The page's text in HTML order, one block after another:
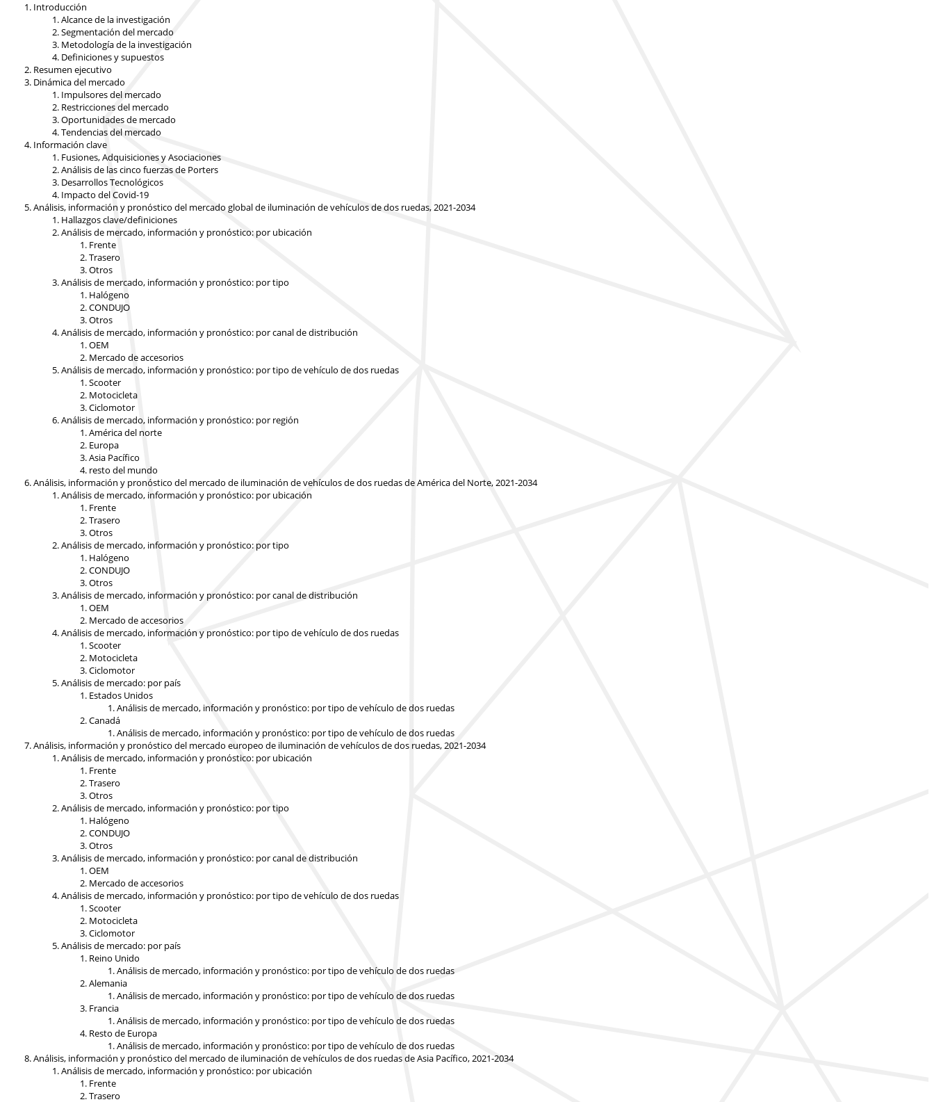
Introducción
Alcance de la investigación
Segmentación del mercado
Metodología de la investigación
Definiciones y supuestos
Resumen ejecutivo
Dinámica del mercado
Impulsores del mercado
Restricciones del mercado
Oportunidades de mercado
Tendencias del mercado
Información clave
Fusiones, Adquisiciones y Asociaciones
Análisis de las cinco fuerzas de Porters
Desarrollos Tecnológicos
Impacto del Covid-19
Análisis, información y pronóstico del mercado global de iluminación de vehículos de dos ruedas, 2021-2034
Hallazgos clave/definiciones
Análisis de mercado, información y pronóstico: por ubicación
Frente
Trasero
Otros
Análisis de mercado, información y pronóstico: por tipo
Halógeno
CONDUJO
Otros
Análisis de mercado, información y pronóstico: por canal de distribución
OEM
Mercado de accesorios
Análisis de mercado, información y pronóstico: por tipo de vehículo de dos ruedas
Scooter
Motocicleta
Ciclomotor
Análisis de mercado, información y pronóstico: por región
América del norte
Europa
Asia Pacífico
resto del mundo
Análisis, información y pronóstico del mercado de iluminación de vehículos de dos ruedas de América del Norte, 2021-2034
Análisis de mercado, información y pronóstico: por ubicación
Frente
Trasero
Otros
Análisis de mercado, información y pronóstico: por tipo
Halógeno
CONDUJO
Otros
Análisis de mercado, información y pronóstico: por canal de distribución
OEM
Mercado de accesorios
Análisis de mercado, información y pronóstico: por tipo de vehículo de dos ruedas
Scooter
Motocicleta
Ciclomotor
Análisis de mercado: por país
Estados Unidos
Análisis de mercado, información y pronóstico: por tipo de vehículo de dos ruedas
Canadá
Análisis de mercado, información y pronóstico: por tipo de vehículo de dos ruedas
Análisis, información y pronóstico del mercado europeo de iluminación de vehículos de dos ruedas, 2021-2034
Análisis de mercado, información y pronóstico: por ubicación
Frente
Trasero
Otros
Análisis de mercado, información y pronóstico: por tipo
Halógeno
CONDUJO
Otros
Análisis de mercado, información y pronóstico: por canal de distribución
OEM
Mercado de accesorios
Análisis de mercado, información y pronóstico: por tipo de vehículo de dos ruedas
Scooter
Motocicleta
Ciclomotor
Análisis de mercado: por país
Reino Unido
Análisis de mercado, información y pronóstico: por tipo de vehículo de dos ruedas
Alemania
Análisis de mercado, información y pronóstico: por tipo de vehículo de dos ruedas
Francia
Análisis de mercado, información y pronóstico: por tipo de vehículo de dos ruedas
Resto de Europa
Análisis de mercado, información y pronóstico: por tipo de vehículo de dos ruedas
Análisis, información y pronóstico del mercado de iluminación de vehículos de dos ruedas de Asia Pacífico, 2021-2034
Análisis de mercado, información y pronóstico: por ubicación
Frente
Trasero